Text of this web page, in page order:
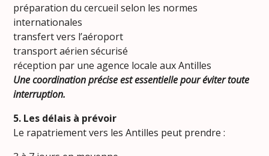
préparation du cercueil selon les normes
internationales
transfert vers l’aéroport
transport aérien sécurisé
réception par une agence locale aux Antilles
Une coordination précise est essentielle pour éviter toute
interruption.
5. Les délais à prévoir
Le rapatriement vers les Antilles peut prendre :